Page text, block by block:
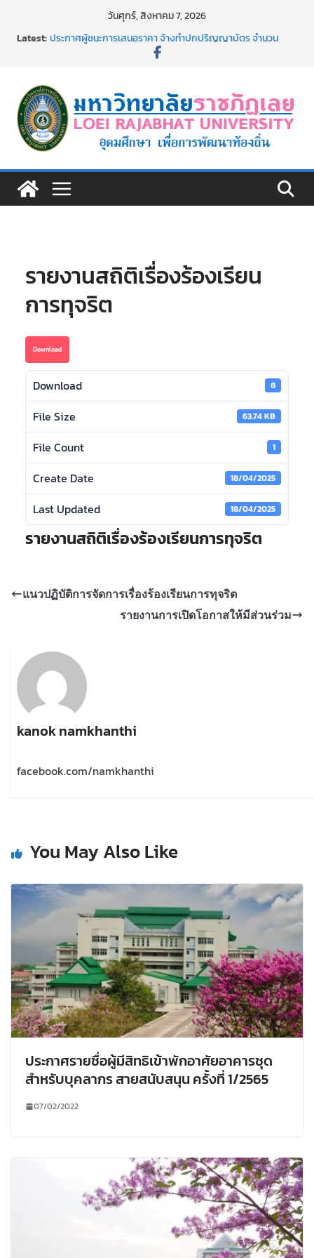
วันศุกร์, สิงหาคม 7, 2026
Latest:ประกาศผู้ชนะการเสนอราคา จ้างทำปกปริญญาบัตร จำนวน
๑,๙๗๒ ชุด โดยวิธีเฉพาะเจาะจง
รายชื่อผู้ผ่านการสอบแข่งขันเพื่อเป็นลูกจ้างชั่วคราว (รายวัน)
สังกัดมหาวิทยาลัยราชภัฏเลย ด้วยเงินนอกงบประมาณ ประเภท
เงินรายได้
รายชื่อผู้มีสิทธิเข้าพักอาศัยอาคารชุดสำหรับบุคลากร สาย
สนับสนุน สังกัดมหาวิทยาลัยราชภัฏเลย ครั้งที่ 2/2569
รายงานสถิติเรื่องร้องเรียน
การทุจริต
Download
Download 8
File Size 63.74 KB
File Count 1
Create Date 18/04/2025
Last Updated 18/04/2025
รายงานสถิติเรื่องร้องเรียนการทุจริต
แนวปฏิบัติการจัดการเรื่องร้องเรียนการทุจริต
รายงานการเปิดโอกาสให้มีส่วนร่วม
kanok namkhanthi
facebook.com/namkhanthi
You May Also Like
ประกาศรายชื่อผู้มีสิทธิเข้าพักอาศัยอาคารชุด
สำหรับบุคลากร สายสนับสนุน ครั้งที่ 1/2565
07/02/2022